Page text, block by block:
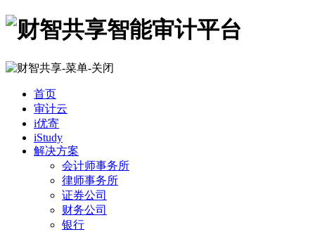
首页
审计云
i优寄
iStudy
解决方案
会计师事务所
律师事务所
证券公司
财务公司
银行